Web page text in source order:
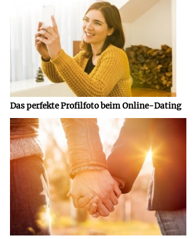
Das perfekte Profilfoto beim Online-Dating